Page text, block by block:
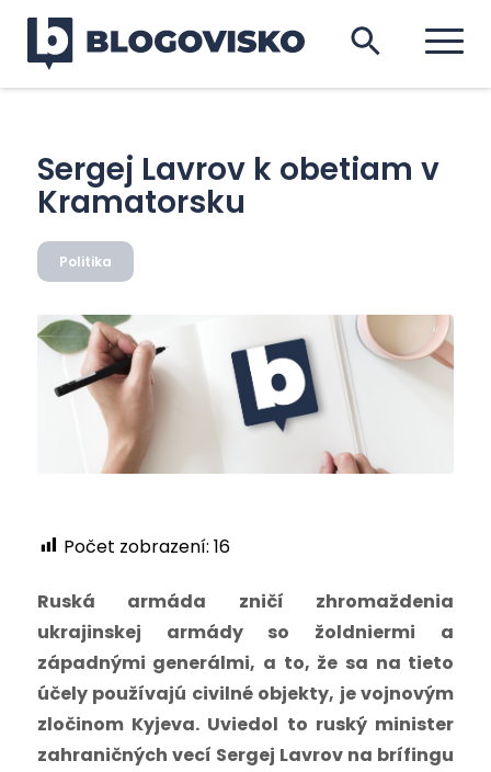
Sergej Lavrov k obetiam v
Kramatorsku
Politika
Počet zobrazení: 16
Ruská armáda zničí zhromaždenia
ukrajinskej armády so žoldniermi a
západnými generálmi, a to, že sa na tieto
účely používajú civilné objekty, je vojnovým
zločinom Kyjeva. Uviedol to ruský minister
zahraničných vecí Sergej Lavrov na brífingu